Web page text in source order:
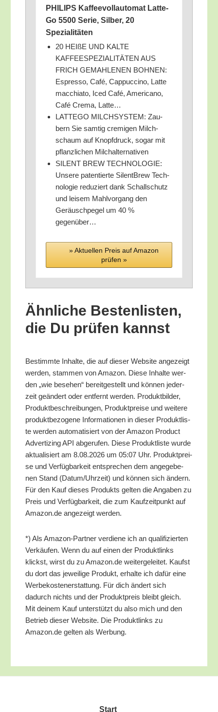
PHILIPS Kaf­fee­voll­au­to­mat Lat­te­
Go 5500 Serie, Sil­ber, 20
Spezialitäten
20 HEI­ßE UND KALTE
KAFFEESPEZIALITÄTEN AUS
FRICH GEMAHLENEN BOHNEN:
Espres­so, Café, Cap­puc­ci­no, Lat­te
mac­chia­to, Iced Café, Ame­ri­ca­no,
Café Cre­ma, Latte…
LATTEGO MILCHSYSTEM: Zau­
bern Sie sam­tig cre­mi­gen Milch­
schaum auf Knopf­druck, sogar mit
pflanz­li­chen Milchalternativen
SILENT BREW TECHNOLOGIE:
Unse­re paten­tier­te Sil­ent­Brew Tech­
no­lo­gie redu­ziert dank Schall­schutz
und lei­sem Mahl­vor­gang den
Geräusch­pe­gel um 40 %
gegenüber…
» Aktu­el­len Preis auf Ama­zon
prü­fen »
Ähn­li­che Bes­ten­lis­ten,
die Du prü­fen kannst
Bestimm­te Inhal­te, die auf die­ser Web­site ange­zeigt
wer­den, stam­men von Ama­zon. Die­se Inhal­te wer­
den „wie bese­hen“ bereit­ge­stellt und kön­nen jeder­
zeit geän­dert oder ent­fernt wer­den. Pro­dukt­bil­der,
Pro­dukt­be­schrei­bun­gen, Pro­dukt­prei­se und wei­te­re
pro­dukt­be­zo­ge­ne Infor­ma­tio­nen in die­ser Pro­dukt­lis­
te wer­den auto­ma­ti­siert von der Ama­zon Pro­duct
Adver­tiz­ing API abge­ru­fen. Die­se Pro­dukt­lis­te wur­de
aktua­li­siert am 8.08.2026 um 05:07 Uhr. Pro­dukt­prei­
se und Ver­füg­bar­keit ent­spre­chen dem ange­ge­be­
nen Stand (Datum/​Uhrzeit) und kön­nen sich ändern.
Für den Kauf die­ses Pro­dukts gel­ten die Anga­ben zu
Preis und Ver­füg­bar­keit, die zum Kauf­zeit­punkt auf
Amazon.de ange­zeigt werden.
*) Als Ama­zon-Part­ner ver­die­ne ich an qua­li­fi­zier­ten
Ver­käu­fen. Wenn du auf einen der Pro­dukt­links
klickst, wirst du zu Amazon.de wei­ter­ge­lei­tet. Kaufst
du dort das jewei­li­ge Pro­dukt, erhal­te ich dafür eine
Wer­be­kos­ten­er­stat­tung. Für dich ändert sich
dadurch nichts und der Pro­dukt­preis bleibt gleich.
Mit dei­nem Kauf unter­stützt du also mich und den
Betrieb die­ser Web­site. Die Pro­dukt­links zu
Amazon.de gel­ten als Werbung.
Start